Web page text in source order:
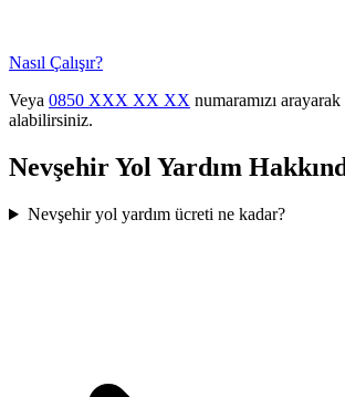
Nasıl Çalışır?
Veya 0850 XXX XX XX numaramızı
alabilirsiniz.
NevşehirYol Yardım
Nevşehir yol yardım ücreti ne kadar?